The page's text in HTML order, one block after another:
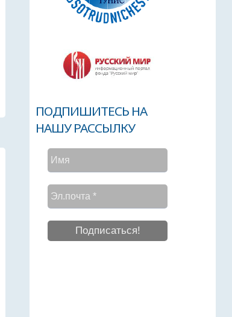
ПОДПИШИТЕСЬ НА
НАШУ РАССЫЛКУ